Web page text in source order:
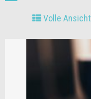
Volle Ansicht